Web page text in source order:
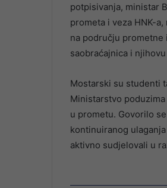
potpisivanja, ministar
prometa i veza HNK-
na području prometne
saobraćajnica i
Mostarski su studenti
Ministarstvo
u prometu. Govorilo
kontinuiranog
aktivno sudjelovali u